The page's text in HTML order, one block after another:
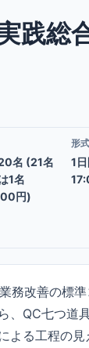
践総
名 (21名
1名
円)
形式
1
務改善の標
、QC七つ道
よる工程の